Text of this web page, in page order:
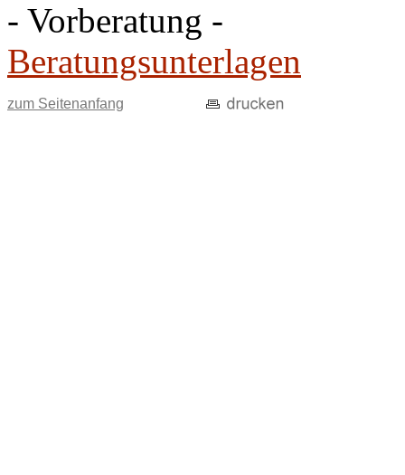
- Vorberatung -
Beratungsunterlagen
zum Seitenanfang